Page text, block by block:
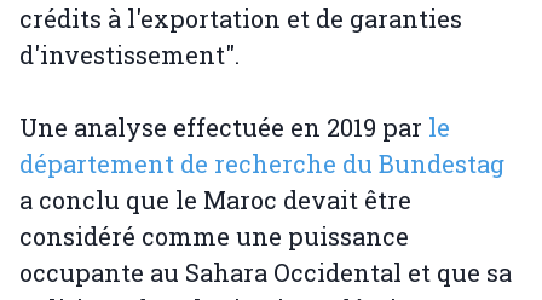
crédits à l'exportation et de garanties
d'investissement".
Une analyse effectuée en 2019 par le
département de recherche du Bundestag
a conclu que le Maroc devait être
considéré comme une puissance
occupante au Sahara Occidental et que sa